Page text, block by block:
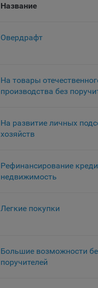
Название
Овердрафт
На товары
производства без
На развитие личных
хозяйств
Рефинансирование
недвижимость
Легкие покупки
Большие возможности
поручителей